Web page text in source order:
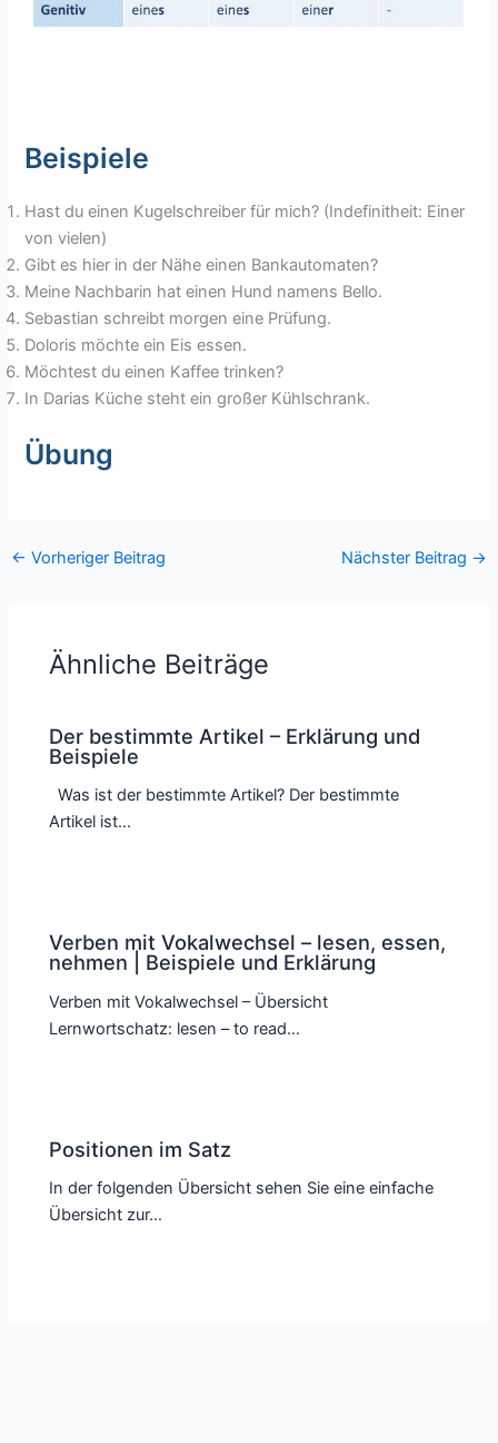
Beispiele
Hast du einen Kugelschreiber für mich? (Indefinitheit: Einer
von vielen)
Gibt es hier in der Nähe einen Bankautomaten?
Meine Nachbarin hat einen Hund namens Bello.
Sebastian schreibt morgen eine Prüfung.
Doloris möchte ein Eis essen.
Möchtest du einen Kaffee trinken?
In Darias Küche steht ein großer Kühlschrank.
Übung
← Vorheriger Beitrag Nächster Beitrag →
Ähnliche Beiträge
Der bestimmte Artikel – Erklärung und
Beispiele
Was ist der bestimmte Artikel? Der bestimmte
Artikel ist…
Verben mit Vokalwechsel – lesen, essen,
nehmen | Beispiele und Erklärung
Verben mit Vokalwechsel – Übersicht
Lernwortschatz: lesen – to read…
Positionen im Satz
In der folgenden Übersicht sehen Sie eine einfache
Übersicht zur…